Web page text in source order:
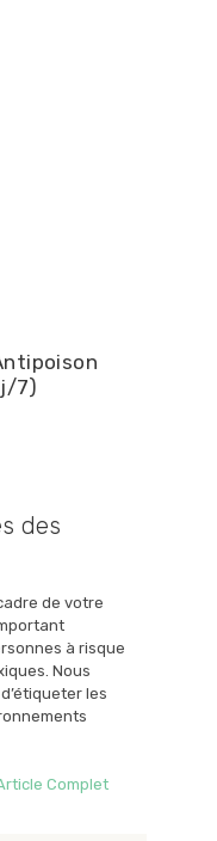
7)
des
de votre
à risque
Nous
les
Complet